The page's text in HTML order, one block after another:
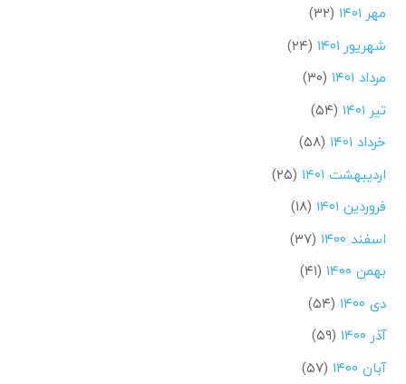
مهر ۱۴۰۱
(۳۲)
شهریور ۱۴۰۱
(۲۴)
مرداد ۱۴۰۱
(۳۰)
تیر ۱۴۰۱
(۵۴)
خرداد ۱۴۰۱
(۵۸)
اردیبهشت ۱۴۰۱
(۲۵)
فروردین ۱۴۰۱
(۱۸)
اسفند ۱۴۰۰
(۳۷)
بهمن ۱۴۰۰
(۴۱)
دی ۱۴۰۰
(۵۴)
آذر ۱۴۰۰
(۵۹)
آبان ۱۴۰۰
(۵۷)